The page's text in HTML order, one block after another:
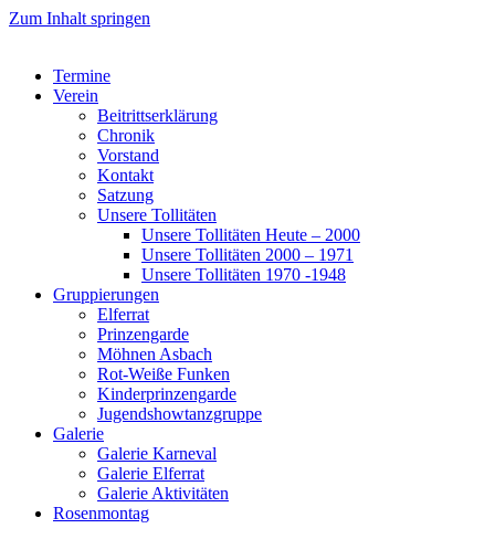
Zum Inhalt springen
Termine
Verein
Beitrittserklärung
Chronik
Vorstand
Kontakt
Satzung
Unsere Tollitäten
Unsere Tollitäten Heute – 2000
Unsere Tollitäten 2000 – 1971
Unsere Tollitäten 1970 -1948
Gruppierungen
Elferrat
Prinzengarde
Möhnen Asbach
Rot-Weiße Funken
Kinderprinzengarde
Jugendshowtanzgruppe
Galerie
Galerie Karneval
Galerie Elferrat
Galerie Aktivitäten
Rosenmontag